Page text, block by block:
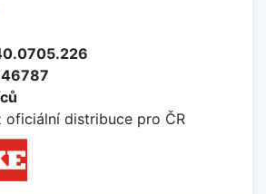
oficiální distribuce pro ČR